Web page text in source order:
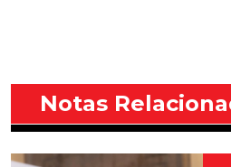
Notas